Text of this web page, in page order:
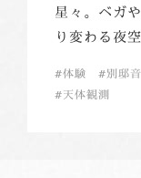
星々。ベガ
り変わる夜
体験 別邸
天体観測